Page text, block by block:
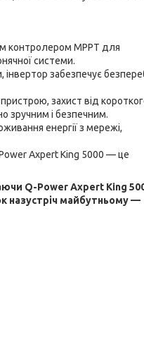
контролером MPPT для
системи.
інвертор забезпечує
захист від
зручним і безпечним.
енергії з мережі,
Power Axpert King 5000 — це
Q-Power Axpert King
назустріч майбутньому —